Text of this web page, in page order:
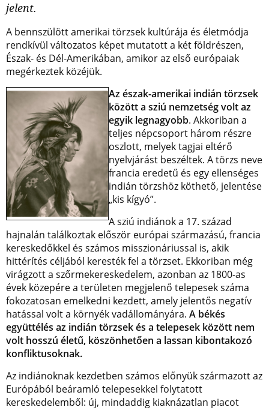
jelent.
A bennszülött amerikai törzsek kultúrája és életmódja
rendkívül változatos képet mutatott a két földrészen,
Észak- és Dél-Amerikában, amikor az első európaiak
megérkeztek közéjük.
Az észak-amerikai indián törzsek
között a sziú nemzetség volt az
egyik legnagyobb. Akkoriban a
teljes népcsoport három részre
oszlott, melyek tagjai eltérő
nyelvjárást beszéltek. A törzs neve
francia eredetű és egy ellenséges
indián törzshöz köthető, jelentése
„kis kígyó”.
A sziú indiánok a 17. század
hajnalán találkoztak először európai származású, francia
kereskedőkkel és számos misszionáriussal is, akik
hittérítés céljából keresték fel a törzset. Ekkoriban még
virágzott a szőrmekereskedelem, azonban az 1800-as
évek közepére a területen megjelenő telepesek száma
fokozatosan emelkedni kezdett, amely jelentős negatív
hatással volt a környék vadállományára. A békés
együttélés az indián törzsek és a telepesek között nem
volt hosszú életű, köszönhetően a lassan kibontakozó
konfliktusoknak.
Az indiánoknak kezdetben számos előnyük származott az
Európából beáramló telepesekkel folytatott
kereskedelemből: új, mindaddig kiaknázatlan piacot